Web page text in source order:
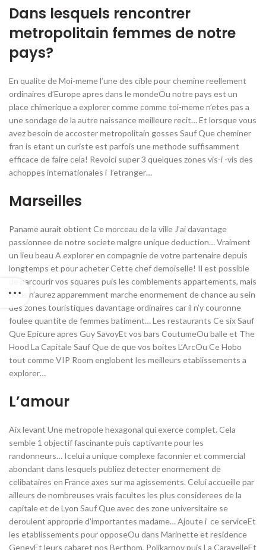
Dans lesquels rencontrer
metropolitain femmes de notre
pays?
En qualite de Moi-meme l’une des cible pour chemine reellement
ordinaires d’Europe apres dans le mondeOu notre pays est un
place chimerique a explorer comme comme toi-meme n’etes pas a
une sondage de la autre naissance meilleure recit…Et lorsque vous
avez besoin de accoster metropolitain gosses Sauf Que cheminer
fran is etant un curiste est parfois une methode suffisamment
efficace de faire cela! Revoici super 3 quelques zones vis-i -vis des
achoppes internationales i l’etranger…
Marseilles
Paname aurait obtient Ce morceau de la ville J’ai davantage
passionnee de notre societe malgre unique deduction… Vraiment
un lieu beau A explorer en compagnie de votre partenaire depuis
longtemps et pour acheter Cette chef demoiselle! Il est possible
de parcourir vos squares puis les comblements appartements, mais
nous n’aurez apparemment marche enormement de chance au sein
des zones touristiques davantage ordinaires car il n’y couronne
foulee quantite de femmes batiment… Les restaurants Ce six Sauf
Que Epicure apres Guy SavoyEt vos bars CoutumeOu balle et The
Hood La Capitale Sauf Que de que vos boites L’ArcOu Ce Hobo
tout comme VIP Room englobent les meilleurs etablissements a
explorer…
L’amour
Aix levant Une metropole hexagonal qui exerce complet. Cela
semble 1 objectif fascinante puis captivante pour les
randonneurs… Icelui a unique complexe faconnier et commercial
abondant dans lesquels publiez detecter enormement de
celibataires en France axes sur ma agissements. Celui accueille par
ailleurs de nombreuses vrais facultes les plus considerees de la
capitale et de Lyon Sauf Que avec des zone universitaire se
deroulent approprie d’importantes madame… Ajoute i ce serviceEt
les etablissements pour opposeOu dans Marinette et residence
GeneyEt leurs cabaret nos Berthom, Polikarpov puis La CaravelleEt